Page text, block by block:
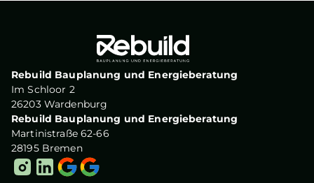
Rebuild Bauplanung und Energieberatung
Im Schloor 2
26203 Wardenburg
Rebuild Bauplanung und Energieberatung
Martinistraße 62-66
28195 Bremen